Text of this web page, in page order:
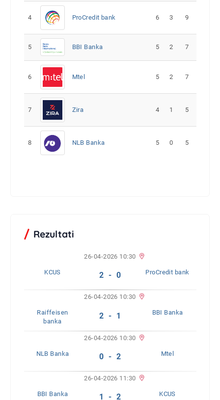
4 ProCredit bank 6 3 9
5 BBI Banka 5 2 7
6 Mtel 5 2 7
7 Zira 4 1 5
8 NLB Banka 5 0 5
Rezultati
26-04-2026 10:30
KCUS 2 - 0 ProCredit bank
26-04-2026 10:30
Raiffeisen
banka
2 - 1 BBI Banka
26-04-2026 10:30
NLB Banka 0 - 2 Mtel
26-04-2026 11:30
BBI Banka 1 - 2 KCUS